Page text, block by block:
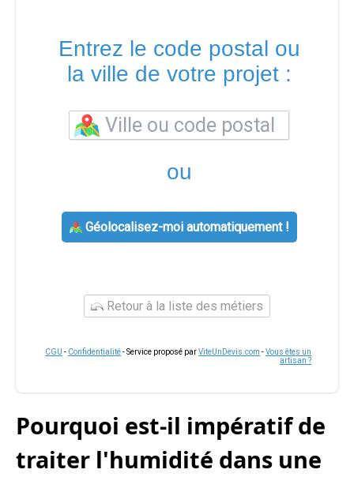
Entrez le code postal ou
la ville de votre projet :
ou
Géolocalisez-moi automatiquement !
Retour à la liste des métiers
CGU - Confidentialité- Service proposé parViteUnDevis.com -Vous êtes un
artisan ?
Pourquoi est-il impératif de
traiter l'humidité dans une